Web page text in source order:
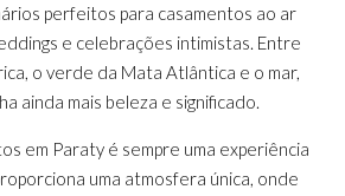
perfeitos para casamentos ao ar
e celebrações intimistas. Entre
o verde da Mata Atlântica e o mar,
ainda mais beleza e significado.
em Paraty é sempre uma experiência
uma atmosfera única, onde